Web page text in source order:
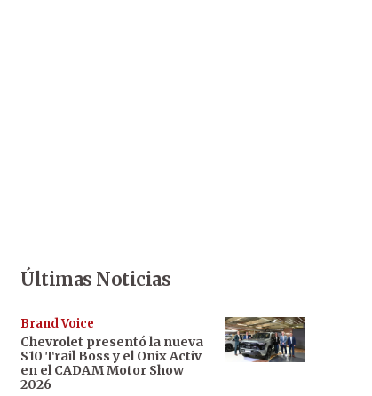
Últimas Noticias
Brand Voice
Chevrolet presentó la nueva
S10 Trail Boss y el Onix Activ
en el CADAM Motor Show
2026